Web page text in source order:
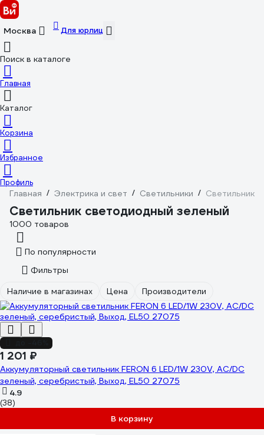
Москва Для юрлиц
Поиск в каталоге
Главная
Каталог
Корзина
Избранное
Профиль
Главная / Электрика и свет / Светильники / Светильник
Светильник светодиодный зеленый
1000 товаров
По популярности
Фильтры
Наличие в магазинах
Цена Производители
1 201 ₽
Аккумуляторный светильник FERON 6 LED/1W 230V, AC/DC
зеленый, серебристый, Выход, EL50 27075
4.9
(38)
В корзину